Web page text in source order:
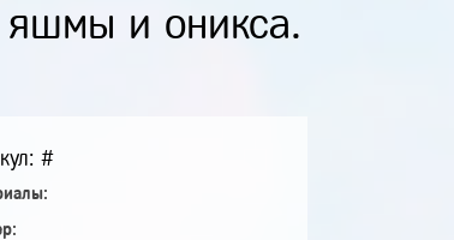
яшмы и оникса.
#